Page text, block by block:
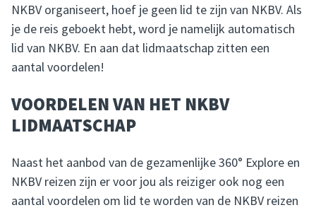
NKBV organiseert, hoef je geen lid te zijn van NKBV. Als
je de reis geboekt hebt, word je namelijk automatisch
lid van NKBV. En aan dat lidmaatschap zitten een
aantal voordelen!
VOORDELEN VAN HET NKBV
LIDMAATSCHAP
Naast het aanbod van de gezamenlijke 360° Explore en
NKBV reizen zijn er voor jou als reiziger ook nog een
aantal voordelen om lid te worden van de NKBV reizen